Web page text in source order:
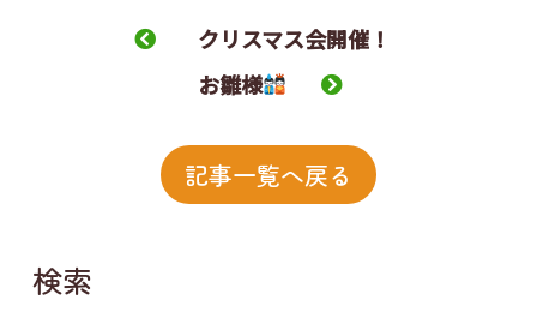
クリスマス会開催！
お雛様
記事一覧へ戻る
検索